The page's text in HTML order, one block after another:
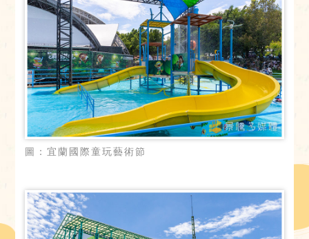
圖：宜蘭國際童玩藝術節